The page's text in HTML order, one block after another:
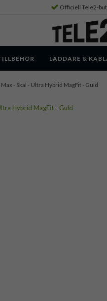
Officiell Tele2-
LADDARE &
- Skal - Ultra Hybrid MagFit - Guld